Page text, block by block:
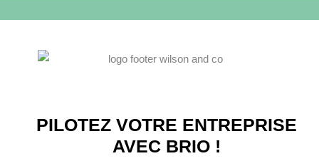
PILOTEZ VOTRE ENTREPRISE
AVEC BRIO !